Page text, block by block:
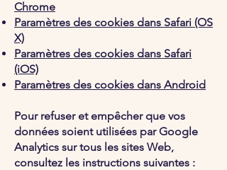
Chrome
Paramètres des cookies dans Safari (OS
X)
Paramètres des cookies dans Safari
(iOS)
Paramètres des cookies dans Android
Pour refuser et empêcher que vos
données soient utilisées par Google
Analytics sur tous les sites Web,
consultez les instructions suivantes :